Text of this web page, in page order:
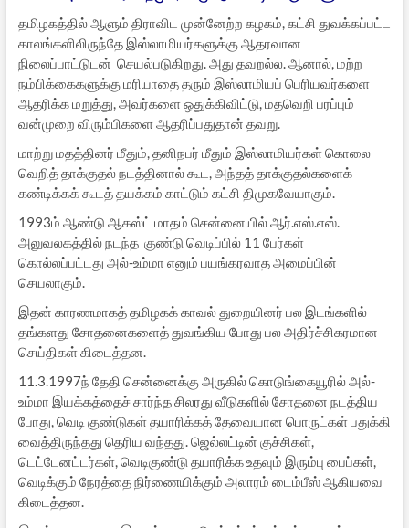
தமிழகத்தில் ஆளும் திராவிட முன்னேற்ற கழகம், கட்சி துவக்கப்பட்ட
காலங்களிலிருந்தே இஸ்லாமியர்களுக்கு ஆதரவான
நிலைப்பாட்டுடன் செயல்படுகிறது. அது தவறல்ல. ஆனால், மற்ற
நம்பிக்கைகளுக்கு மரியாதை தரும் இஸ்லாமியப் பெரியவர்களை
ஆதரிக்க மறுத்து, அவர்களை ஒதுக்கிவிட்டு, மதவெறி பரப்பும்
வன்முறை விரும்பிகளை ஆதரிப்பதுதான் தவறு.
மாற்று மதத்தினர் மீதும், தனிநபர் மீதும் இஸ்லாமியர்கள் கொலை
வெறித் தாக்குதல் நடத்தினால் கூட, அந்தத் தாக்குதல்களைக்
கண்டிக்கக் கூடத் தயக்கம் காட்டும் கட்சி திமுகவேயாகும்.
1993ம் ஆண்டு ஆகஸ்ட் மாதம் சென்னையில் ஆர்.எஸ்.எஸ்.
அலுவலகத்தில் நடந்த குண்டு வெடிப்பில் 11 பேர்கள்
கொல்லப்பட்டது அல்-உம்மா எனும் பயங்கரவாத அமைப்பின்
செயலாகும்.
இதன் காரணமாகத் தமிழகக் காவல் துறையினர் பல இடங்களில்
தங்களது சோதனைகளைத் துவங்கிய போது பல அதிர்ச்சிகரமான
செய்திகள் கிடைத்தன.
11.3.1997ந் தேதி சென்னைக்கு அருகில் கொடுங்கையூரில் அல்-
உம்மா இயக்கத்தைச் சார்ந்த சிலரது வீடுகளில் சோதனை நடத்திய
போது, வெடி குண்டுகள் தயாரிக்கத் தேவையான பொருட்கள் பதுக்கி
வைத்திருந்தது தெரிய வந்தது. ஜெல்லட்டின் குச்சிகள்,
டெட்டேனட்டர்கள், வெடிகுண்டு தயாரிக்க உதவும் இரும்பு பைப்கள்,
வெடிக்கும் நேரத்தை நிர்ணையிக்கும் அலாரம் டைம்பீஸ் ஆகியவை
கிடைத்தன.